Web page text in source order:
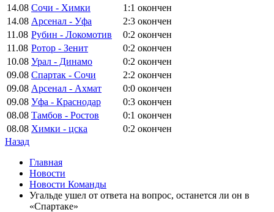
14.08 Сочи - Химки 1:1 окончен
14.08 Арсенал - Уфа 2:3 окончен
11.08 Рубин - Локомотив 0:2 окончен
11.08 Ротор - Зенит 0:2 окончен
10.08 Урал - Динамо 0:2 окончен
09.08 Спартак - Сочи 2:2 окончен
09.08 Арсенал - Ахмат 0:0 окончен
09.08 Уфа - Краснодар 0:3 окончен
08.08 Тамбов - Ростов 0:1 окончен
08.08 Химки - цска 0:2 окончен
Назад
Главная
Новости
Новости Команды
Угальде ушел от ответа на вопрос, останется ли он в
«Спартаке»